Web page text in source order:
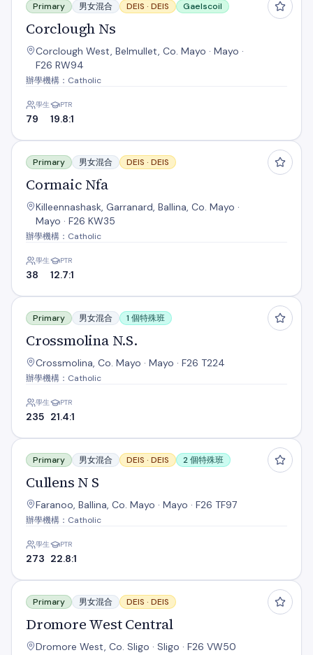
Primary 男女混合 DEIS · DEIS Gaelscoil
Corclough Ns
Corclough West, Belmullet, Co. Mayo · Mayo ·
F26 RW94
辦學機構：Catholic
學生
79
PTR
19.8:1
Cormaic Nfa
Primary 男女混合 DEIS · DEIS
Cormaic Nfa
Killeennashask, Garranard, Ballina, Co. Mayo ·
Mayo · F26 KW35
辦學機構：Catholic
學生
38
PTR
12.7:1
Crossmolina N.S.
Primary 男女混合 1 個特殊班
Crossmolina N.S.
Crossmolina, Co. Mayo · Mayo · F26 T224
辦學機構：Catholic
學生
235
PTR
21.4:1
Cullens N S
Primary 男女混合 DEIS · DEIS 2 個特殊班
Cullens N S
Faranoo, Ballina, Co. Mayo · Mayo · F26 TF97
辦學機構：Catholic
學生
273
PTR
22.8:1
Dromore West Central
Primary 男女混合 DEIS · DEIS
Dromore West Central
Dromore West, Co. Sligo · Sligo · F26 VW50